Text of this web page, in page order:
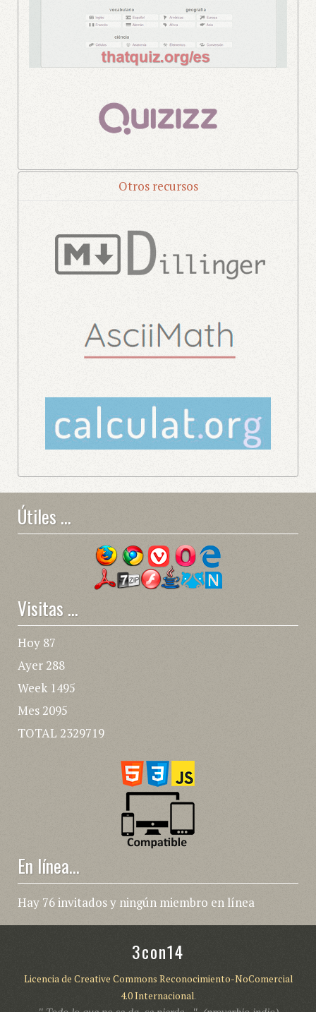
Otros recursos
Útiles ...
Visitas ...
Hoy 87
Ayer 288
Week 1495
Mes 2095
TOTAL 2329719
En línea...
Hay 76 invitados y ningún miembro en línea
3con14
Licencia de Creative Commons Reconocimiento-NoComercial
4.0 Internacional.